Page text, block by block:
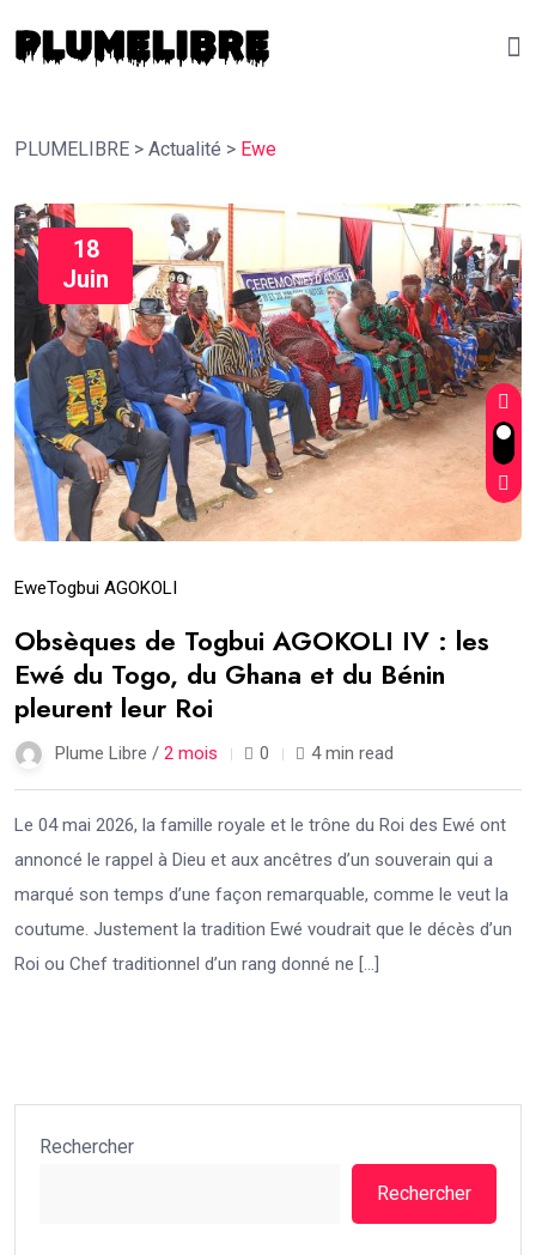
PLUMELIBRE > Actualité > Ewe
18
Juin
EweTogbui AGOKOLI
Obsèques de Togbui AGOKOLI IV : les
Ewé du Togo, du Ghana et du Bénin
pleurent leur Roi
Plume Libre / 2 mois 0 4 min read
Le 04 mai 2026, la famille royale et le trône du Roi des Ewé ont
annoncé le rappel à Dieu et aux ancêtres d’un souverain qui a
marqué son temps d’une façon remarquable, comme le veut la
coutume. Justement la tradition Ewé voudrait que le décès d’un
Roi ou Chef traditionnel d’un rang donné ne […]
Rechercher
Rechercher